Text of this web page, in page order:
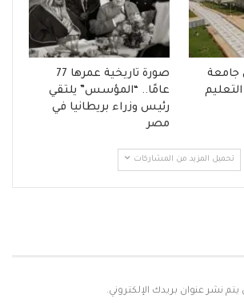
جامعة
صورة تاريخية عمرها 77
عامًا.. “المؤسس” يلتقي
رئيس وزراء بريطانيا في
مصر
تحميل المزيد من المشاركات
يتم نشر عنوان بريدك الإلكتروني.